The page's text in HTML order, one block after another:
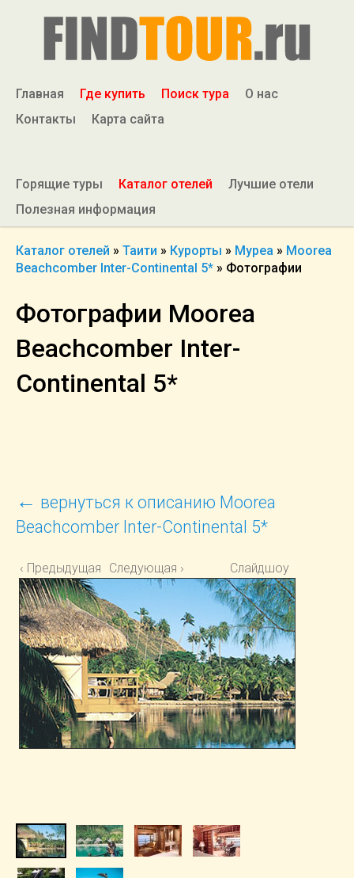
Главная Где купить Поиск тура
О нас
Контакты
Карта сайта
Горящие туры Каталог отелей
Лучшие отели
Полезная информация
Каталог отелей » Таити » Курорты » Муреа » Moorea
Beachcomber Inter-Continental 5* » Фотографии
Фотографии Moorea
Beachcomber Inter-
Continental 5*
← вернуться к описанию Moorea
Beachcomber Inter-Continental 5*
‹ Предыдущая Следующая › Слайдшоу